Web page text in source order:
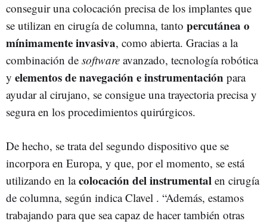
conseguir una colocación precisa de los implantes que
se utilizan en cirugía de columna, tanto percutánea o
mínimamente invasiva, como abierta. Gracias a la
combinación de software avanzado, tecnología robótica
y elementos de navegación e instrumentación para
ayudar al cirujano, se consigue una trayectoria precisa y
segura en los procedimientos quirúrgicos.
De hecho, se trata del segundo dispositivo que se
incorpora en Europa, y que, por el momento, se está
utilizando en lacolocación del instrumental en cirugía
de columna, según indica Clavel . “Además, estamos
trabajando para que sea capaz de hacer también otras